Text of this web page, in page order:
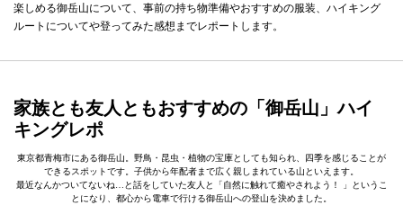
楽しめる御岳山について、事前の持ち物準備やおすすめの服装、ハイキング
ルートについてや登ってみた感想までレポートします。
家族とも友人ともおすすめの「御岳山」ハイ
キングレポ
東京都青梅市にある御岳山。野鳥・昆虫・植物の宝庫としても知られ、四季を感じることが
できるスポットです。子供から年配者まで広く親しまれている山といえます。
最近なんかついてないね…と話をしていた友人と「自然に触れて癒やされよう！ 」というこ
とになり、都心から電車で行ける御岳山への登山を決めました。